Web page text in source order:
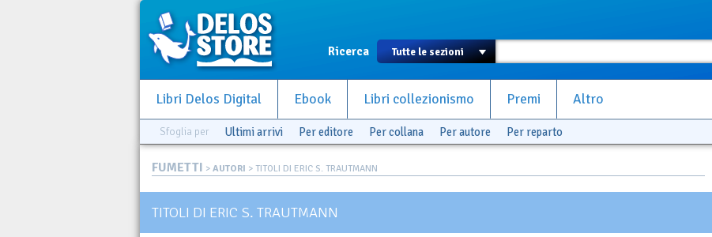
Ricerca
Libri Delos Digital Ebook Libri collezionismo Premi Altro
Sfoglia per Ultimi arrivi Per editore Per collana Per autore Per reparto
FUMETTI > AUTORI > TITOLI DI ERIC S. TRAUTMANN
TITOLI DI ERIC S. TRAUTMANN